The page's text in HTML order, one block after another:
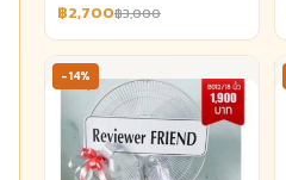
฿2,700฿3,000
-14%